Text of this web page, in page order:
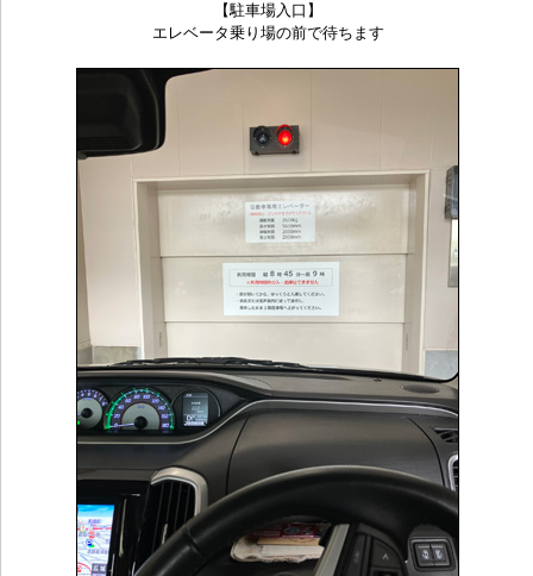
【駐車場入口】
エレベータ乗り場の前で待ちます